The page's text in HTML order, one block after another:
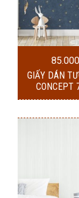
85.000
GIẤY DÁN
CONCEPT